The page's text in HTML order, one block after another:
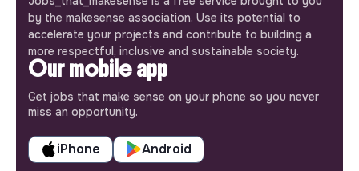
by the makesense association. Use its potential to
accelerate your projects and contribute to building a
more respectful, inclusive and sustainable society.
Our mobile app
Get jobs that make sense on your phone so you never
miss an opportunity.
iPhone Android